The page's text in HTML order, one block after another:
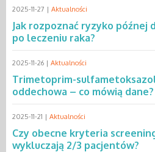
2025-11-27 | Aktualności
Jak rozpoznać ryzyko późnej
po leczeniu raka?
2025-11-26 | Aktualności
Trimetoprim-
oddechowa – co mówią dane?
2025-11-21 | Aktualności
Czy obecne kryteria
wykluczają 2/3 pacjentów?